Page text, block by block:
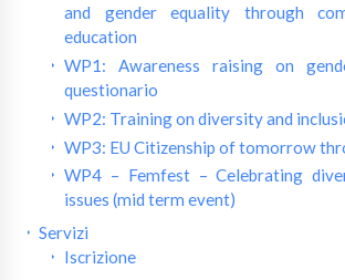
and gender equality through
education
WP1: Awareness raising on
questionario
WP2: Training on diversity and
WP3: EU Citizenship of tomorrow
WP4 – Femfest – Celebrating
issues (mid term event)
Servizi
Iscrizione